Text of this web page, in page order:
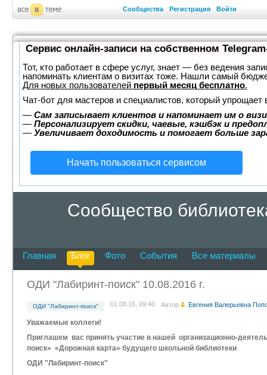
Сообщества Регистрация Войти
Сервис онлайн-записи на собственном
Тот, кто работает в сфере услуг, знает — без ведения
напоминать клиентам о визитах тоже. Нашли самый
Для новых пользователей первый месяц бесплатно.
Чат-бот для мастеров и специалистов, который упрощает
— Сам записывает клиентов и напоминает им о
— Персонализирует скидки, чаевые, кэшбэк и
— Увеличивает доходимость и помогает больше
Начать пользоваться сервисом
Сообщество
Главная Блог Фото События Все материалы
ОДИ "Лабиринт-поиск" 10.08.2016 г.
ОДИ "Лабиринт-поиск" 01.08.16, 09:40 Автор Евгения Валерьевна
Уважаемые коллеги!
Приглашем вас принять участие в нашей организационно-
поиск» «Дорожная карта» будущего школьной библиотеки
ОДИ "Лабиринт-поиск"